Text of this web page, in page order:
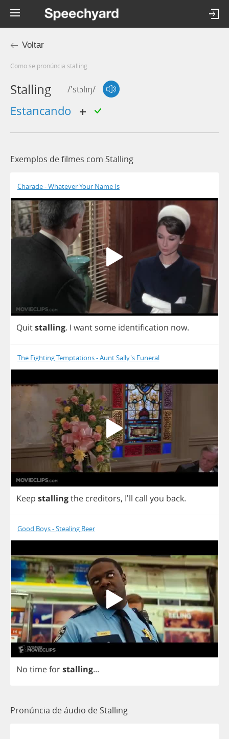
Voltar
Como se pronúncia stalling
Stalling /'stɔlɪŋ/
estancando
Exemplos de filmes com Stalling
Charade - Whatever Your Name Is
Quitstalling. I want some identification now.
The Fighting Temptations - Aunt Sally's Funeral
Keep stallingthe creditors, I'll call you back.
Good Boys - Stealing Beer
No timeforstalling...
Pronúncia de áudio de Stalling